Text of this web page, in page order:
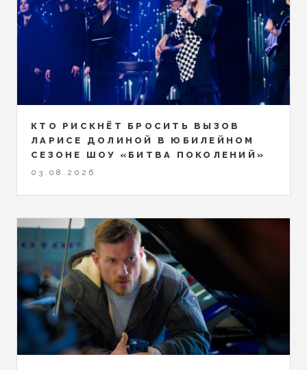
КТО РИСКНЁТ БРОСИТЬ ВЫЗОВ
ЛАРИСЕ ДОЛИНОЙ В ЮБИЛЕЙНОМ
СЕЗОНЕ ШОУ «БИТВА ПОКОЛЕНИЙ»
03.08.2026